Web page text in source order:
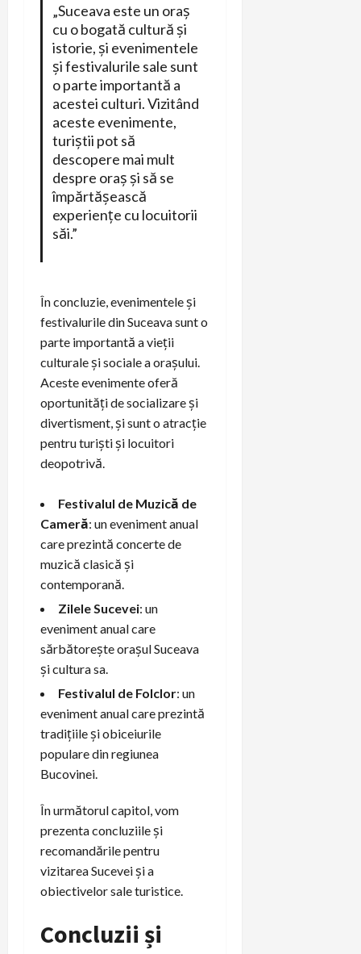
„Suceava este un oraș
cu o bogată cultură și
istorie, și evenimentele
și festivalurile sale sunt
o parte importantă a
acestei culturi. Vizitând
aceste evenimente,
turiștii pot să
descopere mai mult
despre oraș și să se
împărtășească
experiențe cu locuitorii
săi.”
În concluzie, evenimentele și
festivalurile din Suceava sunt o
parte importantă a vieții
culturale și sociale a orașului.
Aceste evenimente oferă
oportunități de socializare și
divertisment, și sunt o atracție
pentru turiști și locuitori
deopotrivă.
Festivalul de Muzică de
Cameră: un eveniment anual
care prezintă concerte de
muzică clasică și
contemporană.
Zilele Sucevei: un
eveniment anual care
sărbătorește orașul Suceava
și cultura sa.
Festivalul de Folclor: un
eveniment anual care prezintă
tradițiile și obiceiurile
populare din regiunea
Bucovinei.
În următorul capitol, vom
prezenta concluziile și
recomandările pentru
vizitarea Sucevei și a
obiectivelor sale turistice.
Concluzii și